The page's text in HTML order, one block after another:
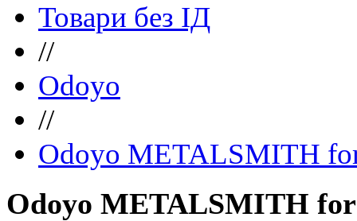
Товари без ІД
//
Odoyo
//
Odoyo METALSMITH
Odoyo METALSMITH for